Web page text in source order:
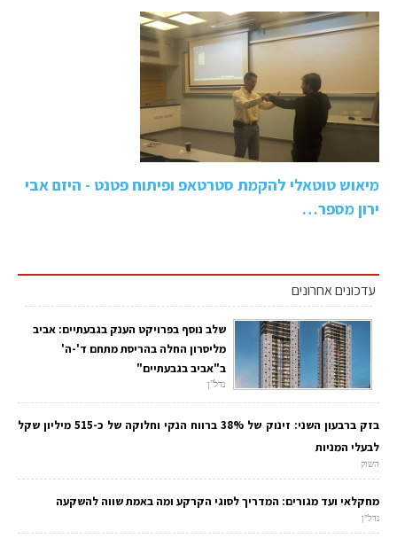
מיאוש טוטאלי להקמת סטרטאפ ופיתוח פטנט - היזם אבי
ירון מספר…
עדכונים אחרונים
שלב נוסף בפרויקט הענק בגבעתיים: אביב
מליסרון החלה בהריסת מתחם ד'-ה'
ב"אביב בגבעתיים"
נדל"ן
בזק ברבעון השני: זינוק של 38% ברווח הנקי וחלוקה של כ-515 מיליון שקל
לבעלי המניות
השוק
מחקלאי ועד מגורים: המדריך לסוגי הקרקע ומה באמת שווה להשקעה
נדל"ן